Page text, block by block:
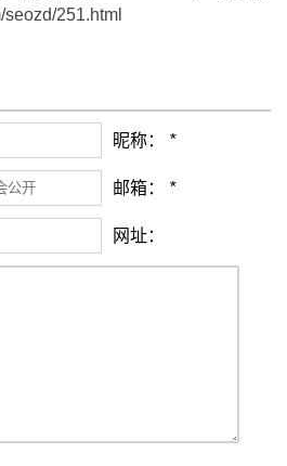
251.html
昵称： *
邮箱： *
网址：